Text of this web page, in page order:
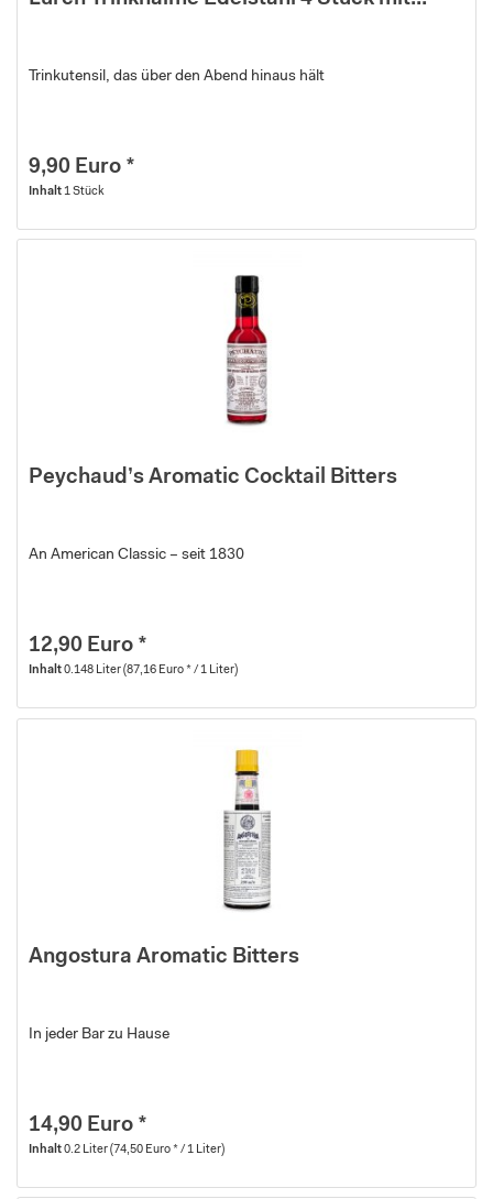
Trinkutensil, das über den Abend hinaus hält
9,90 Euro *
Inhalt 1 Stück
Peychaud’s Aromatic Cocktail Bitters
An American Classic – seit 1830
12,90 Euro *
Inhalt0.148 Liter(87,16 Euro * / 1 Liter)
Angostura Aromatic Bitters
In jeder Bar zu Hause
14,90 Euro *
Inhalt0.2 Liter(74,50 Euro * / 1 Liter)